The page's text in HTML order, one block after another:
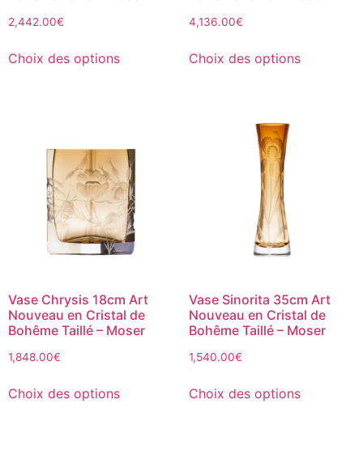
2,442.00€
Choix des options
4,136.00€
Choix des options
Vase Chrysis 18cm Art
Nouveau en Cristal de
Bohême Taillé – Moser
1,848.00€
Choix des options
Vase Sinorita 35cm Art
Nouveau en Cristal de
Bohême Taillé – Moser
1,540.00€
Choix des options